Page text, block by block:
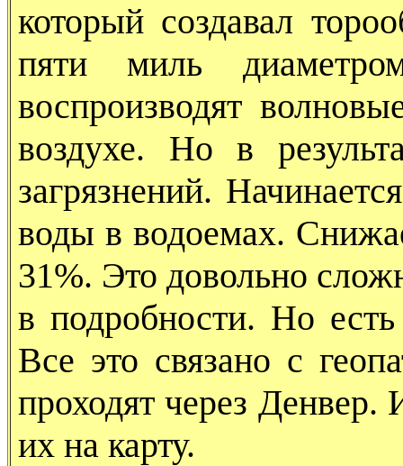
который создавал
пяти миль
воспроизводят
воздухе. Но в
загрязнений.
воды в водоемах.
31%. Это довольно
в подробности. Но есть
Все это связано с
проходят через
их на карту.